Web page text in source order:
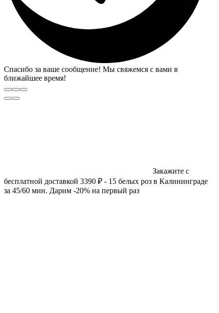
Спасибо за ваше сообщение! Мы свяжемся с вами в
ближайшее время!
Закажите с
бесплатной доставкой 3390 ₽ - 15 белых роз в Калининграде
за 45/60 мин. Дарим -20% на первый раз